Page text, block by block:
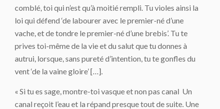
comblé, toi qui n’est qu’à moitié rempli. Tu violes ainsi la
loi qui défend ‘de labourer avec le premier-né d’une
vache, et de tondre le premier-né d’une brebis’. Tu te
prives toi-même de la vie et du salut que tu donnes à
autrui, lorsque, sans pureté d’intention, tu te gonfles du
vent ‘de la vaine gloire’ […].
« Si tu es sage, montre-toi vasque et non pas canal Un
canal reçoit l’eau et la répand presque tout de suite. Une